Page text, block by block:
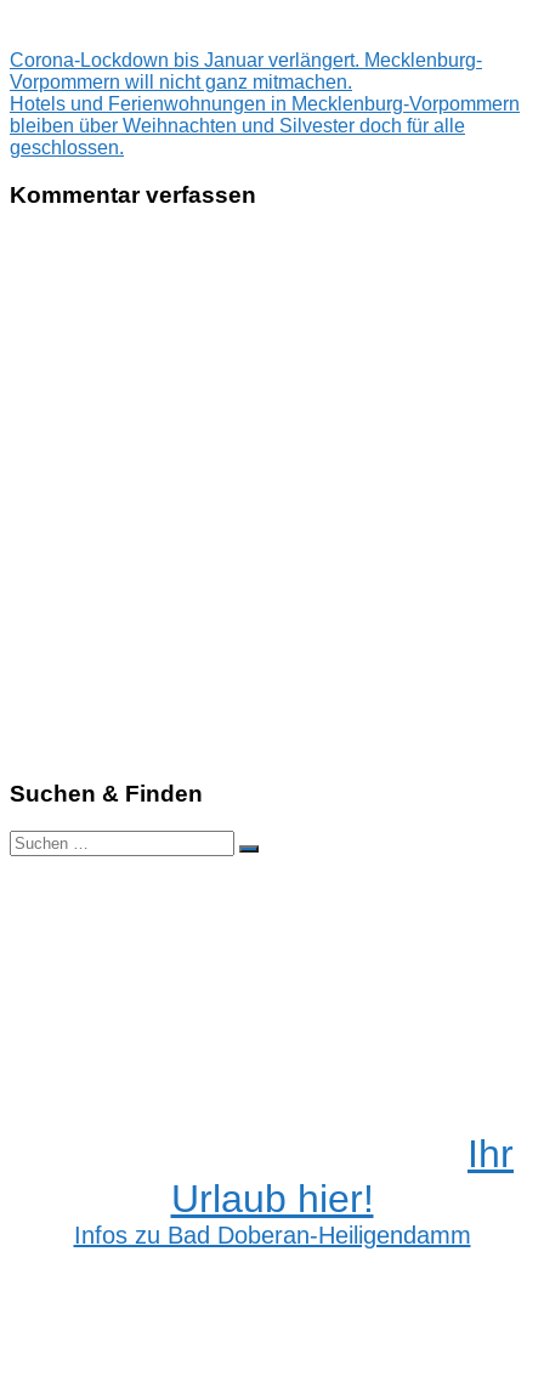
Beitragsnavigation
Vorheriger
Beitrag:
Corona-Lockdown bis Januar verlängert. Mecklenburg-
Vorpommern will nicht ganz mitmachen.
Nächster
Beitrag:
Hotels und Ferienwohnungen in Mecklenburg-Vorpommern
bleiben über Weihnachten und Silvester doch für alle
geschlossen.
Kommentar verfassen
Suchen & Finden
Suchen
nach:
Suchen
Ihr
Urlaub hier!
Infos zu Bad Doberan-Heiligendamm